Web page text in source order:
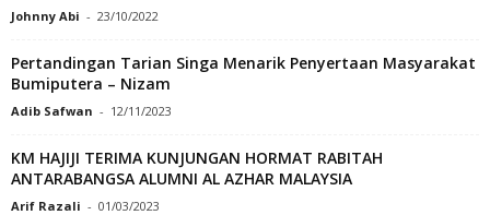
Johnny Abi - 23/10/2022
Pertandingan Tarian Singa Menarik Penyertaan Masyarakat
Bumiputera – Nizam
Adib Safwan - 12/11/2023
KM HAJIJI TERIMA KUNJUNGAN HORMAT RABITAH
ANTARABANGSA ALUMNI AL AZHAR MALAYSIA
Arif Razali - 01/03/2023